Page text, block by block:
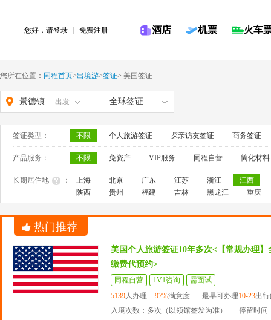
您好，请登录 免费注册 酒店 机票 火车
您所在位置： 同程首页>出境游>签证> 美国签证
景德镇 出发 全球签证
签证类型： 不限 个人旅游签证 探亲访友签证 商务签证
产品服务： 不限 免资产 VIP服务 同程自营 简化材料
长期居住地 ： 上海 北京 广东 江苏 浙江
江西
陕西
贵州 福建 吉林 黑龙江 重庆
热门推荐
美国个人旅游签证10年多次<【常规办理
缴费代预约>
同程自营 1V1咨询
需面试
5139人办理 97%满意度 最早可办理10-23出
入境次数：多次（以领馆签发为准）
停留时间